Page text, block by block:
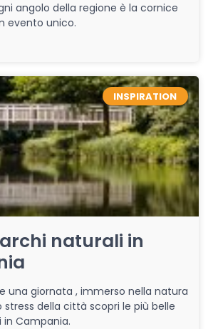
angolo della regione è la cornice
evento unico.
INSPIRATION
naturali in
una giornata , immerso nella natura
stress della città scopri le più belle
in Campania.